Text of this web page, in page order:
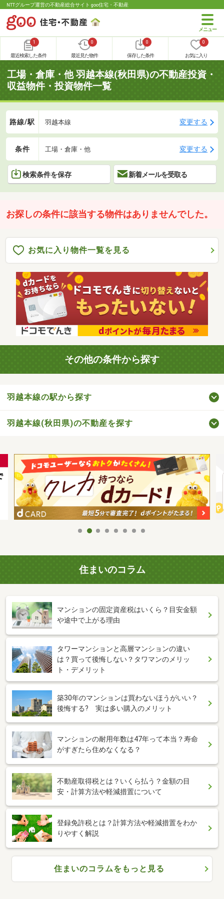
NTTグループ運営の不動産総合サイト goo住宅・不動産
1
最近検索した条件
0
最近見た物件
0
保存した条件
0
お気に入り
工場・倉庫・他 羽越本線(秋田県)の不動産投資・
収益物件・投資物件一覧
路線/駅 羽越本線 変更する
条件 工場・倉庫・他 変更する
検索条件を保存 新着メールを受取る
お探しの条件に該当する物件はありませんでした。
お気に入り物件一覧を見る
その他の条件から探す
羽越本線の駅から探す
羽越本線(秋田県)の不動産を探す
住まいのコラム
マンションの固定資産税はいくら？目安金額
や途中で上がる理由
タワーマンションと高層マンションの違い
は？買って後悔しない？タワマンのメリッ
ト・デメリット
築30年のマンションは買わないほうがいい？
後悔する? 実は多い購入のメリット
マンションの耐用年数は47年って本当？寿命
がすぎたら住めなくなる？
不動産取得税とは？いくら払う？金額の目
安・計算方法や軽減措置について
登録免許税とは？計算方法や軽減措置をわか
りやすく解説
住まいのコラムをもっと見る